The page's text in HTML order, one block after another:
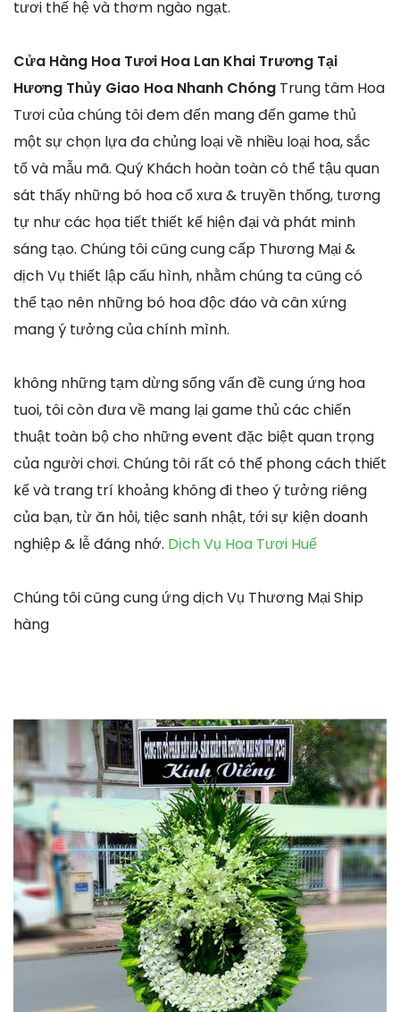
tươi thế hệ và thơm ngào ngạt.
Cửa Hàng Hoa Tươi Hoa Lan Khai Trương Tại
Hương Thủy Giao Hoa Nhanh Chóng Trung tâm Hoa
Tươi của chúng tôi đem đến mang đến game thủ
một sự chọn lựa đa chủng loại về nhiều loại hoa, sắc
tố và mẫu mã. Quý Khách hoàn toàn có thể tậu quan
sát thấy những bó hoa cổ xưa & truyền thống, tương
tự như các họa tiết thiết kế hiện đại và phát minh
sáng tạo. Chúng tôi cũng cung cấp Thương Mại &
dịch Vụ thiết lập cấu hình, nhằm chúng ta cũng có
thể tạo nên những bó hoa độc đáo và cân xứng
mang ý tưởng của chính mình.
không những tạm dừng sống vấn đề cung ứng hoa
tuoi, tôi còn đưa về mang lại game thủ các chiến
thuật toàn bộ cho những event đặc biệt quan trọng
của người chơi. Chúng tôi rất có thể phong cách thiết
kế và trang trí khoảng không đi theo ý tưởng riêng
của bạn, từ ăn hỏi, tiệc sanh nhật, tới sự kiện doanh
nghiệp & lễ đáng nhớ. Dịch Vụ Hoa Tươi Huế
Chúng tôi cũng cung ứng dịch Vụ Thương Mại Ship
hàng